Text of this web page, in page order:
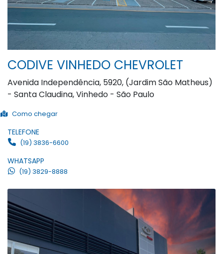
CODIVE VINHEDO CHEVROLET
Avenida Independência, 5920, (Jardim São Matheus)
- Santa Claudina, Vinhedo - São Paulo
Como chegar
TELEFONE
(19) 3836-6600
WHATSAPP
(19) 3829-8888